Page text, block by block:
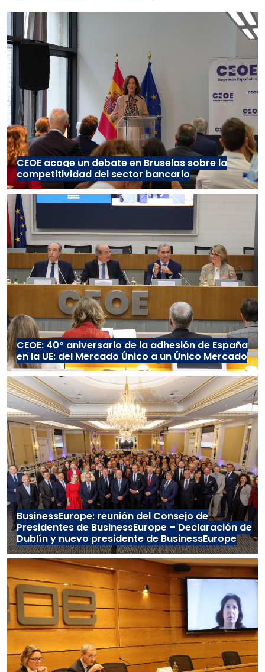
CEOE acoge un debate en Bruselas sobre la
competitividad del sector bancario
CEOE: 40º aniversario de la adhesión de España
en la UE: del Mercado Único a un Único Mercado
BusinessEurope: reunión del Consejo de
Presidentes de BusinessEurope – Declaración de
Dublín y nuevo presidente de BusinessEurope